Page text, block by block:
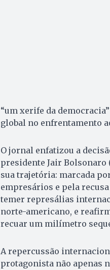
“um xerife da
global no enfrentamento
O jornal enfatizou a
presidente Jair Bolsonaro
sua trajetória: marcada
empresários e pela
temer represálias
norte-americano, e
recuar um milímetro
A repercussão
protagonista não apenas